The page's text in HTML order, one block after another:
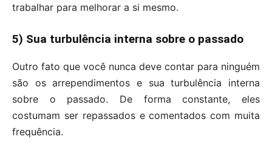
trabalhar para melhorar a si mesmo.
5) Sua turbulência interna sobre o passado
Outro fato que você nunca deve contar para ninguém
são os arrependimentos e sua turbulência interna
sobre o passado. De forma constante, eles
costumam ser repassados e comentados com muita
frequência.